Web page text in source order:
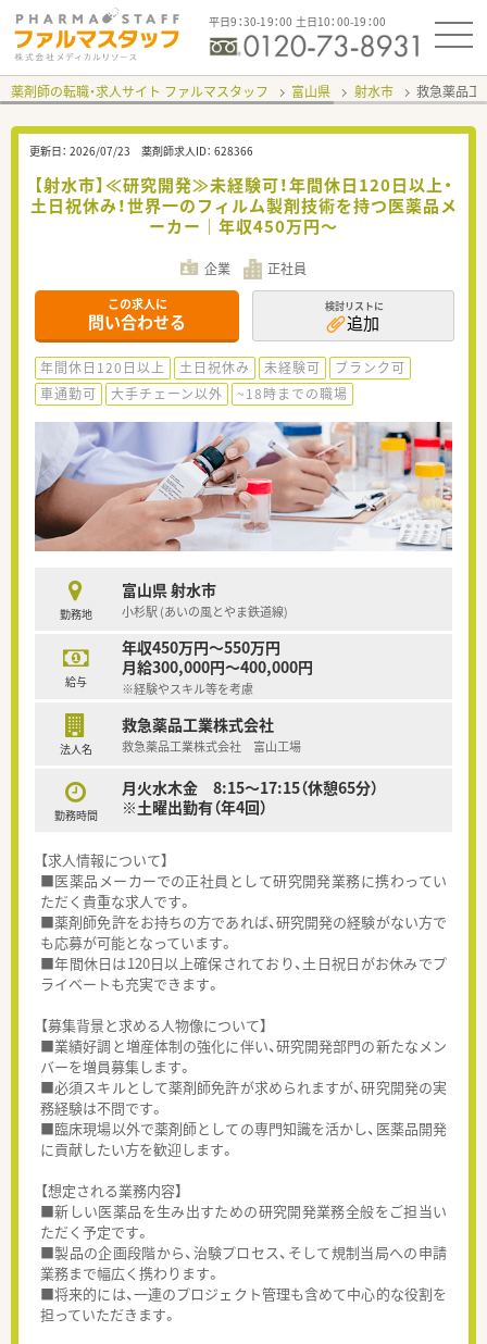
平日9：30-19：00 土日10：00-19：00
薬剤師の転職・求人サイト ファルマスタッフ 富山県 射水市 救急薬品
更新日： 2026/07/23 薬剤師求人ID： 628366
【射水市】≪研究開発≫未経験可！年間休日120日以上・
土日祝休み！世界一のフィルム製剤技術を持つ医薬品メ
ーカー｜年収450万円～
企業 正社員
この求人に
問い合わせる
検討リストに
追加
年間休日120日以上 土日祝休み 未経験可
ブランク可
車通勤可
大手チェーン以外 ~18時までの職場
勤務地
富山県 射水市
小杉駅 (あいの風とやま鉄道線)
給与
年収450万円～550万円
月給300,000円～400,000円
※経験やスキル等を考慮
法人名
救急薬品工業株式会社
救急薬品工業株式会社 富山工場
勤務時間
月火水木金 8:15～17:15（休憩65分）
※土曜出勤有（年4回）
【求人情報について】
■医薬品メーカーでの正社員として研究開発業務に携わってい
ただく貴重な求人です。
■薬剤師免許をお持ちの方であれば、研究開発の経験がない方で
も応募が可能となっています。
■年間休日は120日以上確保されており、土日祝日がお休みでプ
ライベートも充実できます。
【募集背景と求める人物像について】
■業績好調と増産体制の強化に伴い、研究開発部門の新たなメン
バーを増員募集します。
■必須スキルとして薬剤師免許が求められますが、研究開発の実
務経験は不問です。
■臨床現場以外で薬剤師としての専門知識を活かし、医薬品開発
に貢献したい方を歓迎します。
【想定される業務内容】
■新しい医薬品を生み出すための研究開発業務全般をご担当い
ただく予定です。
■製品の企画段階から、治験プロセス、そして規制当局への申請
業務まで幅広く携わります。
■将来的には、一連のプロジェクト管理も含めて中心的な役割を
担っていただきます。